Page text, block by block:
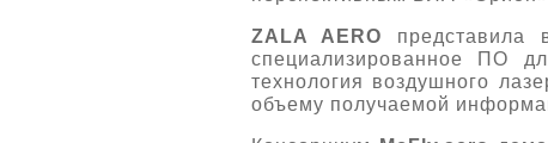
ZALA AERO представила
специализированное ПО
технология воздушного
объему получаемой